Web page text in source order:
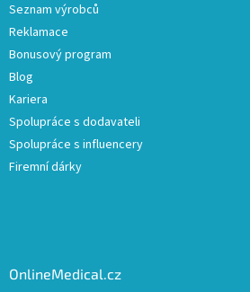
Seznam výrobců
Reklamace
Bonusový program
Blog
Kariera
Spolupráce s dodavateli
Spolupráce s influencery
Firemní dárky
OnlineMedical.cz